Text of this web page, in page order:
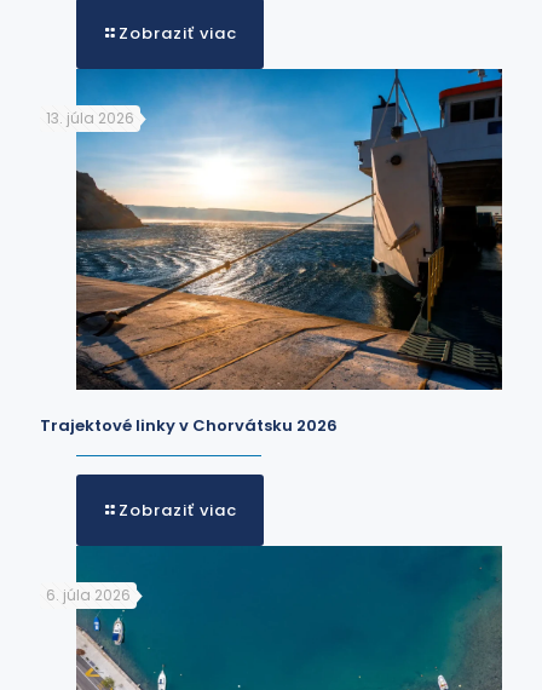
Zobraziť viac
13. júla 2026
Trajektové linky v Chorvátsku 2026
Zobraziť viac
6. júla 2026